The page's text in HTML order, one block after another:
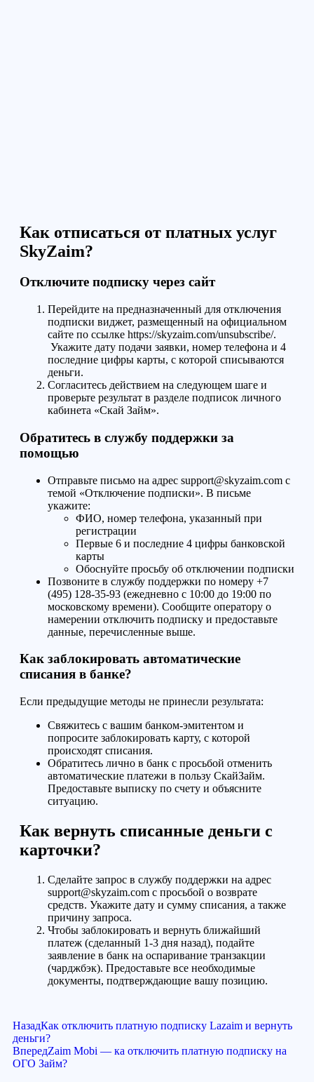
Как отписаться от платных услуг
SkyZaim?
Отключите подписку через сайт
Перейдите на предназначенный для отключения
подписки виджет, размещенный на официальном
сайте по ссылке https://skyzaim.com/unsubscribe/.
Укажите дату подачи заявки, номер телефона и 4
последние цифры карты, с которой списываются
деньги.
Согласитесь действием на следующем шаге и
проверьте результат в разделе подписок личного
кабинета «Скай Займ».
Обратитесь в службу поддержки за
помощью
Отправьте письмо на адрес support@skyzaim.com с
темой «Отключение подписки». В письме
укажите:
ФИО, номер телефона, указанный при
регистрации
Первые 6 и последние 4 цифры банковской
карты
Обоснуйте просьбу об отключении подписки
Позвоните в службу поддержки по номеру +7
(495) 128-35-93 (ежедневно с 10:00 до 19:00 по
московскому времени). Сообщите оператору о
намерении отключить подписку и предоставьте
данные, перечисленные выше.
Как заблокировать автоматические
списания в банке?
Если предыдущие методы не принесли результата:
Свяжитесь с вашим банком-эмитентом и
попросите заблокировать карту, с которой
происходят списания.
Обратитесь лично в банк с просьбой отменить
автоматические платежи в пользу СкайЗайм.
Предоставьте выписку по счету и объясните
ситуацию.
Как вернуть списанные деньги с
карточки?
Сделайте запрос в службу поддержки на адрес
support@skyzaim.com с просьбой о возврате
средств. Укажите дату и сумму списания, а также
причину запроса.
Чтобы заблокировать и вернуть ближайший
платеж (сделанный 1-3 дня назад), подайте
заявление в банк на оспаривание транзакции
(чарджбэк). Предоставьте все необходимые
документы, подтверждающие вашу позицию.
НазадКак отключить платную подписку Lazaim и вернуть
деньги?
ВпередZaim Mobi — ка отключить платную подписку на
ОГО Займ?